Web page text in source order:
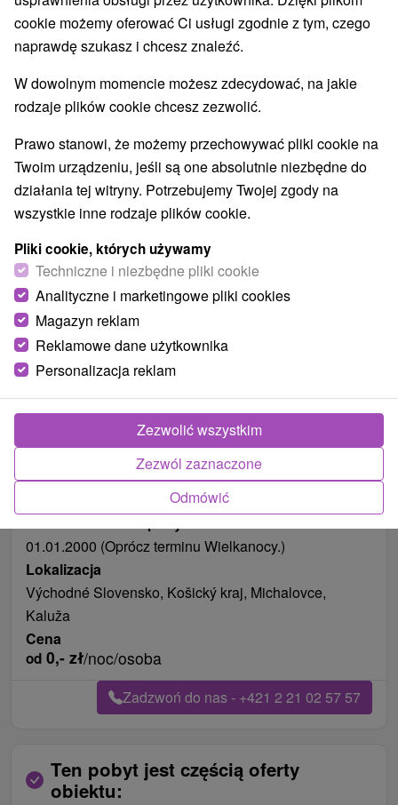
Zdjęcia od klientów+22
Długość pobytuod 5 noce
pełne wyżywienie
01.01.2000 (Oprócz terminu Wielkanocy.)
Lokalizacja
Východné Slovensko, Košický kraj, Michalovce,
Kaluža
Cena
od 0,- zł/noc/osoba
Zadzwoń do nas - +421 2 21 02 57 57
Ten pobyt jest częścią oferty
obiektu:
cookie możemy oferować Ci usługi zgodnie z tym, czego
naprawdę szukasz i chcesz znaleźć.
W dowolnym momencie możesz zdecydować, na jakie
rodzaje plików cookie chcesz zezwolić.
Prawo stanowi, że możemy przechowywać pliki cookie na
Twoim urządzeniu, jeśli są one absolutnie niezbędne do
działania tej witryny. Potrzebujemy Twojej zgody na
wszystkie inne rodzaje plików cookie.
Pliki cookie, których używamy
Techniczne i niezbędne pliki cookie
Analityczne i marketingowe pliki cookies
Magazyn reklam
Reklamowe dane użytkownika
Personalizacja reklam
Odmówić
Zezwól zaznaczone
Zezwolić wszystkim